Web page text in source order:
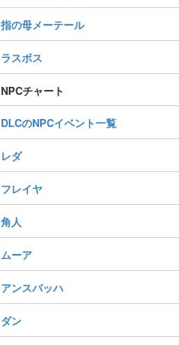
指の母メーテール
ラスボス
NPCチャート
DLCのNPCイベント一覧
レダ
フレイヤ
角人
ムーア
アンスバッハ
ダン